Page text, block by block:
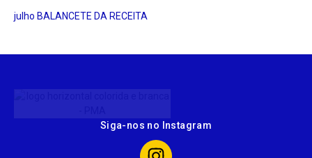
julho BALANCETE DA RECEITA
Siga-nos no Instagram